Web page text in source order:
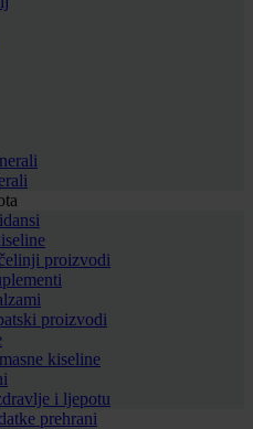
proizvodi
proizvodi
kiseline
i ljepotu
prehrani